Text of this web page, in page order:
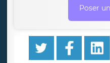
Poser